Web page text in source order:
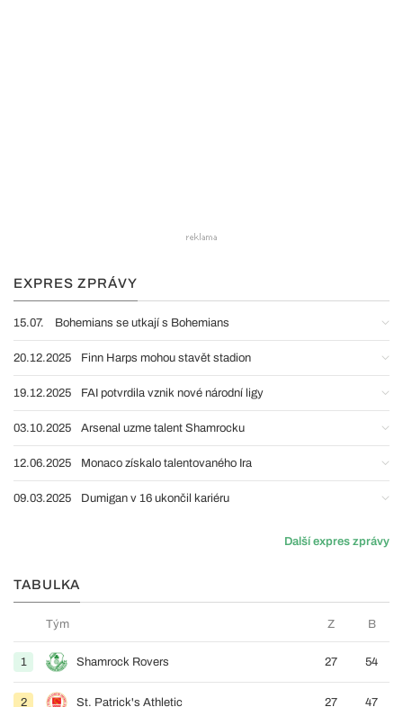
EXPRES ZPRÁVY
15.07. Bohemians se utkají s Bohemians
20.12.2025 Finn Harps mohou stavět stadion
19.12.2025 FAI potvrdila vznik nové národní ligy
03.10.2025 Arsenal uzme talent Shamrocku
12.06.2025 Monaco získalo talentovaného Ira
09.03.2025 Dumigan v 16 ukončil kariéru
Další expres zprávy
TABULKA
Tým Z B
1 Shamrock Rovers 27 54
2 St. Patrick's Athletic 27 47